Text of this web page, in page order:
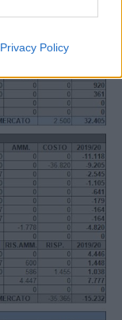
Privacy Policy